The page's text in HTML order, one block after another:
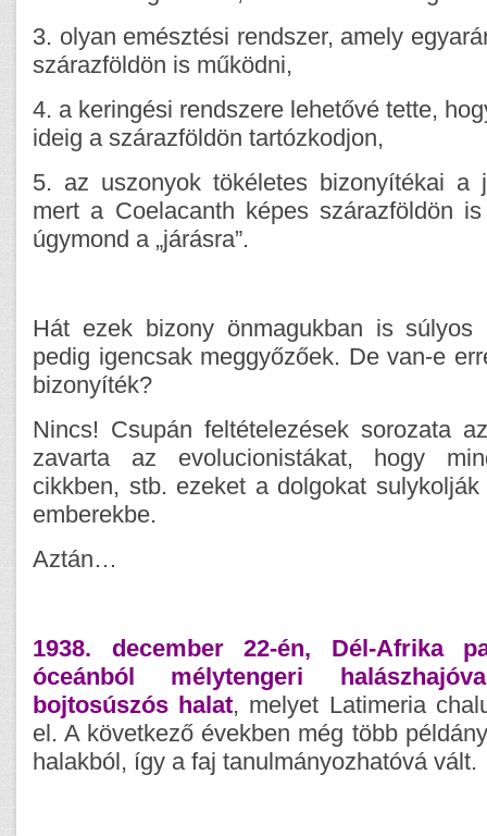
3. olyan emésztési rendszer, amely
szárazföldön is működni,
4. a keringési rendszere lehetővé tette,
ideig a szárazföldön tartózkodjon,
5. az uszonyok tökéletes bizonyítékai a
mert a Coelacanth képes szárazföldön
úgymond a „járásra”.
Hát ezek bizony önmagukban is súlyos
pedig igencsak meggyőzőek. De van-e
bizonyíték?
Nincs! Csupán feltételezések sorozata
zavarta az evolucionistákat, hogy
cikkben, stb. ezeket a dolgokat
emberekbe.
Aztán…
1938. december 22-én, Dél-Afrika
óceánból mélytengeri
bojtosúszós halat, melyet Latimeria
el. A következő években még több
halakból, így a faj tanulmányozhatóvá vált.